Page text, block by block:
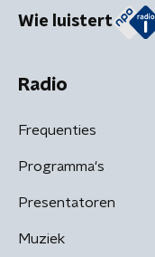
Wie luistert
Radio
Frequenties
Programma's
Presentatoren
Muziek